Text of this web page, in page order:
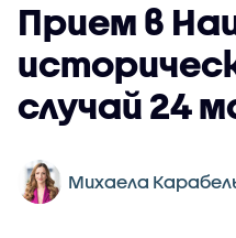
Прием в
случай 24
Михаела